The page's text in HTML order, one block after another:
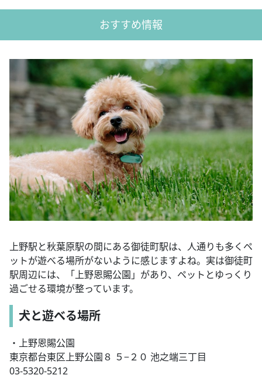
おすすめ情報
上野駅と秋葉原駅の間にある御徒町駅は、人通りも多くペ
ットが遊べる場所がないように感じますよね。実は御徒町
駅周辺には、「上野恩賜公園」があり、ペットとゆっくり
過ごせる環境が整っています。
犬と遊べる場所
・上野恩賜公園
東京都台東区上野公園８ ５−２０ 池之端三丁目
03-5320-5212